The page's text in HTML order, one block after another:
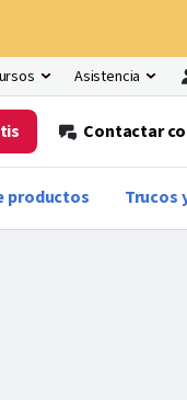
Asistencia
Contactar
productos Trucos